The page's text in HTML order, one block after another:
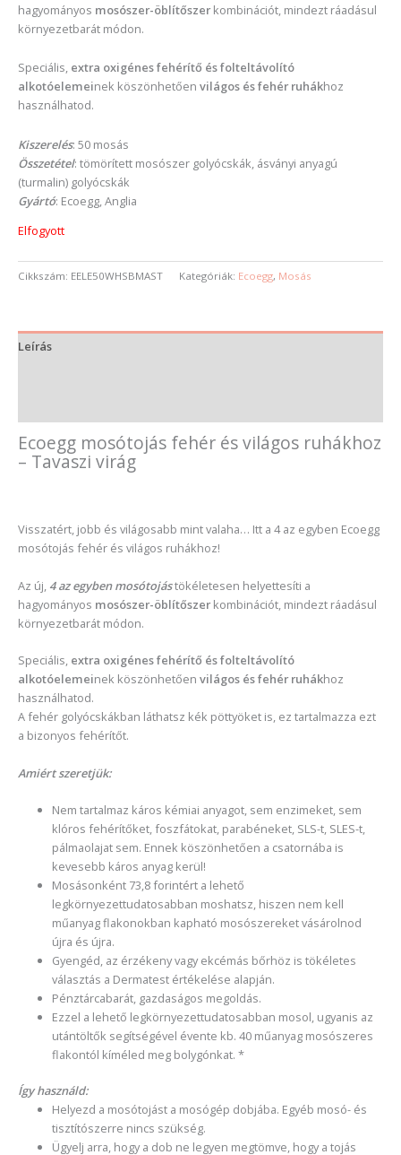
hagyományos mosószer-öblítőszerkombinációt, mindezt ráadásul
környezetbarát módon.
Speciális, extra oxigénes fehérítő és folteltávolító
alkotóelemeinek köszönhetően világos és fehér ruhákhoz
használhatod.
Kiszerelés: 50 mosás
Összetétel: tömörített mosószer golyócskák, ásványi anyagú
(turmalin) golyócskák
Gyártó: Ecoegg, Anglia
Elfogyott
Cikkszám: EELE50WHSBMAST Kategóriák: Ecoegg, Mosás
Leírás
Ecoegg mosótojás fehér és világos ruhákhoz
– Tavaszi virág
Visszatért, jobb és világosabb mint valaha… Itt a 4 az egyben Ecoegg
mosótojás fehér és világos ruhákhoz!
Az új, 4 az egyben mosótojástökéletesen helyettesíti a
hagyományos mosószer-öblítőszerkombinációt, mindezt ráadásul
környezetbarát módon.
Speciális, extra oxigénes fehérítő és folteltávolító
alkotóelemeinek köszönhetően világos és fehér ruhákhoz
használhatod.
A fehér golyócskákban láthatsz kék pöttyöket is, ez tartalmazza ezt
a bizonyos fehérítőt.
Amiért szeretjük:
Nem tartalmaz káros kémiai anyagot, sem enzimeket, sem
klóros fehérítőket, foszfátokat, parabéneket, SLS-t, SLES-t,
pálmaolajat sem. Ennek köszönhetően a csatornába is
kevesebb káros anyag kerül!
Mosásonként 73,8 forintért a lehető
legkörnyezettudatosabban moshatsz, hiszen nem kell
műanyag flakonokban kapható mosószereket vásárolnod
újra és újra.
Gyengéd, az érzékeny vagy ekcémás bőrhöz is tökéletes
választás a Dermatest értékelése alapján.
Pénztárcabarát, gazdaságos megoldás.
Ezzel a lehető legkörnyezettudatosabban mosol, ugyanis az
utántöltők segítségével évente kb. 40 műanyag mosószeres
flakontól kíméled meg bolygónkat. *
Így használd:
Helyezd a mosótojást a mosógép dobjába. Egyéb mosó- és
tisztítószerre nincs szükség.
Ügyelj arra, hogy a dob ne legyen megtömve, hogy a tojás